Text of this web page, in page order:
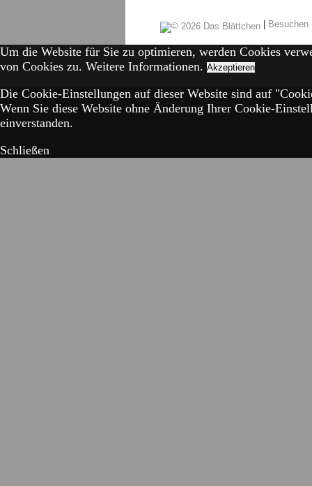
|
Um die Website für Sie zu optimieren, werden Cookies
von Cookies zu. Weitere Informationen. Akzeptieren
Die Cookie-Einstellungen auf dieser Website sind auf
Wenn Sie diese Website ohne Änderung Ihrer Cookie-
einverstanden.
Schließen